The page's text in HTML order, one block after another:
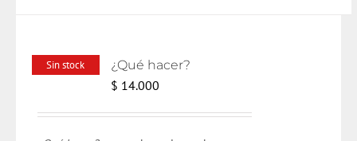
Sin stock ¿Qué hacer?
$ 14.000